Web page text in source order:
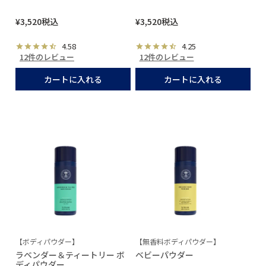
¥3,520税込
4.58
12件のレビュー
カートに入れる
¥3,520税込
4.25
12件のレビュー
カートに入れる
【ボディパウダー】
ラベンダー＆ティートリー ボ
【無香料ボディパウダー】
ベビーパウダー